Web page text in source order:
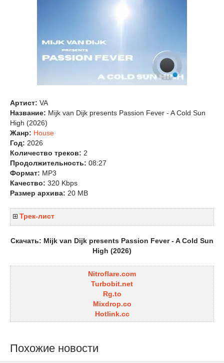
Артист: VA
Название: Mijk van Dijk presents Passion Fever - A Cold Sun
High (2026)
Жанр: House
Год: 2026
Количество треков: 2
Продолжительность: 08:27
Формат: MP3
Качество: 320 Kbps
Размер архива: 20 MB
Трек-лист
Скачать: Mijk van Dijk presents Passion Fever - A Cold Sun
High (2026)
Nitroflare.com
Turbobit.net
Rg.to
Mixdrop.co
Hotlink.cc
Похожие новости